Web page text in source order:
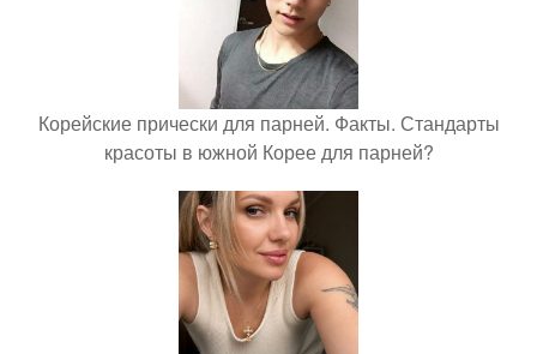
Корейские прически для парней. Факты. Стандарты
красоты в южной Корее для парней?